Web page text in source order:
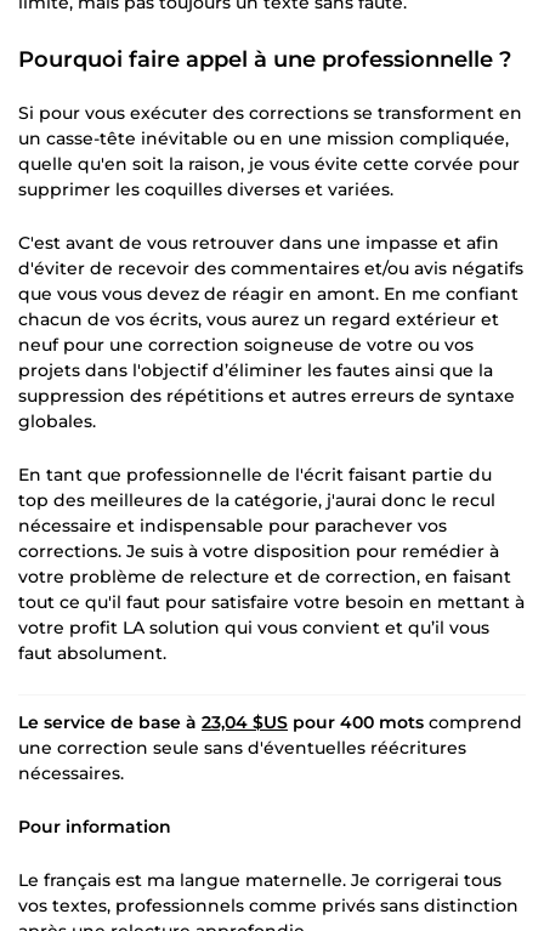
Pourquoi faire appel à une professionnelle ?
Si pour vous exécuter des corrections se transforment en
un casse-tête inévitable ou en une mission compliquée,
quelle qu'en soit la raison, je vous évite cette corvée pour
supprimer les coquilles diverses et variées.
C'est avant de vous retrouver dans une impasse et afin
d'éviter de recevoir des commentaires et/ou avis négatifs
que vous vous devez de réagir en amont. En me confiant
chacun de vos écrits, vous aurez un regard extérieur et
neuf pour une correction soigneuse de votre ou vos
projets dans l'objectif d’éliminer les fautes ainsi que la
suppression des répétitions et autres erreurs de syntaxe
globales.
En tant que professionnelle de l'écrit faisant partie du
top des meilleures de la catégorie, j'aurai donc le recul
nécessaire et indispensable pour parachever vos
corrections. Je suis à votre disposition pour remédier à
votre problème de relecture et de correction, en faisant
tout ce qu'il faut pour satisfaire votre besoin en mettant à
votre profit LA solution qui vous convient et qu’il vous
faut absolument.
Le service de base à 23,04 $US pour 400 mots comprend
une correction seule sans d'éventuelles réécritures
nécessaires.
Pour information
Le français est ma langue maternelle. Je corrigerai tous
vos textes, professionnels comme privés sans distinction